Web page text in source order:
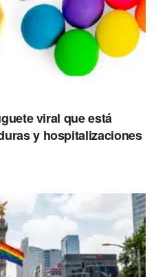
hecha por ti, un dibujo
hacer sentir especial a
viral que está
y hospitalizaciones